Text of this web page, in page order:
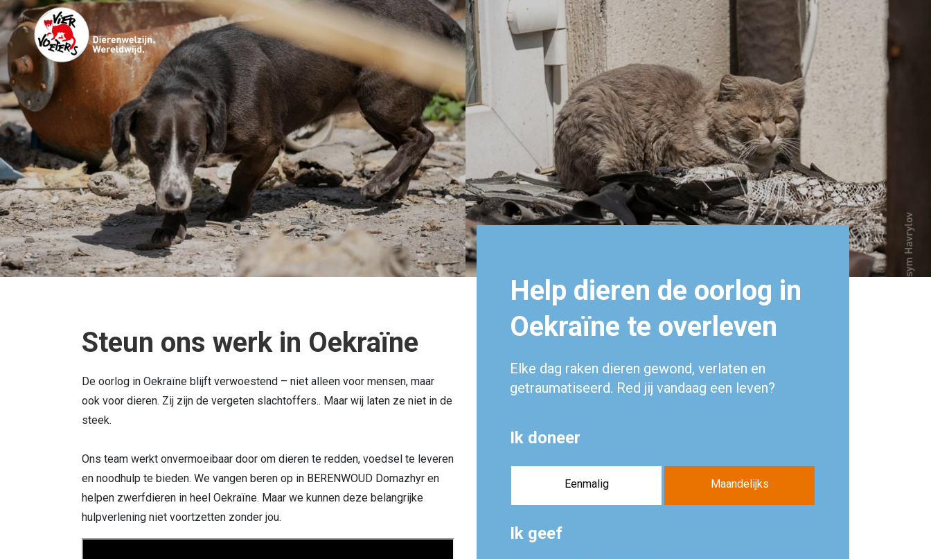
Steun ons werk in Oekraïne
De oorlog in Oekraïne blijft verwoestend – niet alleen voor mensen, maar
ook voor dieren. Zij zijn de vergeten slachtoffers.. Maar wij laten ze niet in de
steek.
Ons team werkt onvermoeibaar door om dieren te redden, voedsel te leveren
en noodhulp te bieden. We vangen beren op in BERENWOUD Domazhyr en
helpen zwerfdieren in heel Oekraïne. Maar we kunnen deze belangrijke
hulpverlening niet voortzetten zonder jou.
Help dieren de oorlog in
Oekraïne te overleven
Elke dag raken dieren gewond, verlaten en
getraumatiseerd. Red jij vandaag een leven?
Ik doneer
Eenmalig Maandelijks
Ik geef